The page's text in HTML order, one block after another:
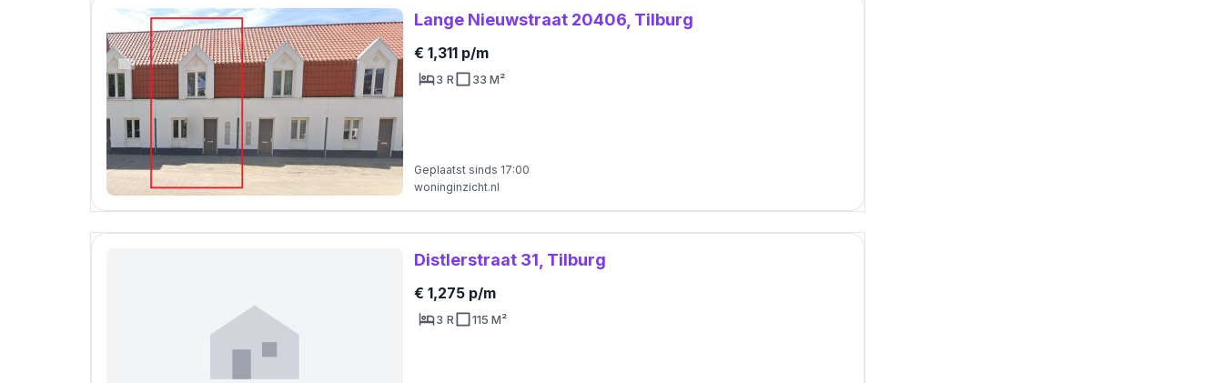
Lange Nieuwstraat 20406, Tilburg
€ 1,311 p/m
3 R 33 M²
Geplaatst sinds 17:00
woninginzicht.nl
Distlerstraat 31, Tilburg
€ 1,275 p/m
3 R 115 M²